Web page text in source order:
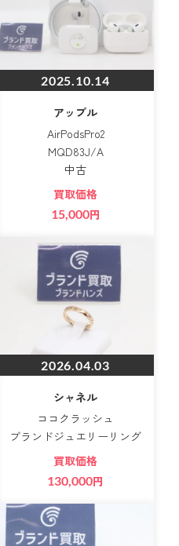
2025.10.14
アップル
AirPodsPro2
MQD83J/A
中古
買取価格
15,000円
2026.04.03
シャネル
ココクラッシュ
ブランドジュエリーリング
買取価格
130,000円